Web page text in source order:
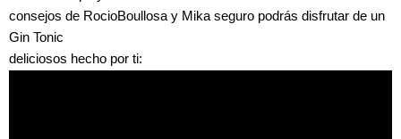
consejos de RocioBoullosa y Mika seguro podrás disfrutar de un
Gin Tonic
deliciosos hecho por ti: